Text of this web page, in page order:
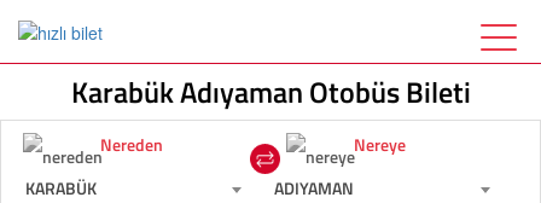
Karabük Adıyaman Otobüs Bileti
Nereden
KARABÜK
Nereye
ADIYAMAN